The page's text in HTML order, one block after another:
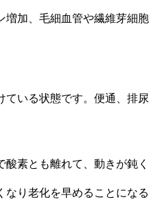
加、毛細血管や繊維芽
いる状態です。便通、排
素とも離れて、動きが鈍く
り老化を早めることになる